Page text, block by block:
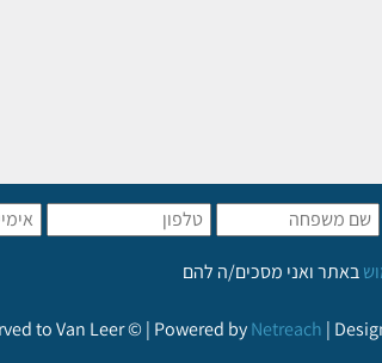
באתר ואני מסכים/ה להם
to Van Leer © | Powered byNetreach |